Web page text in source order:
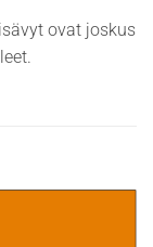
ovat joskus